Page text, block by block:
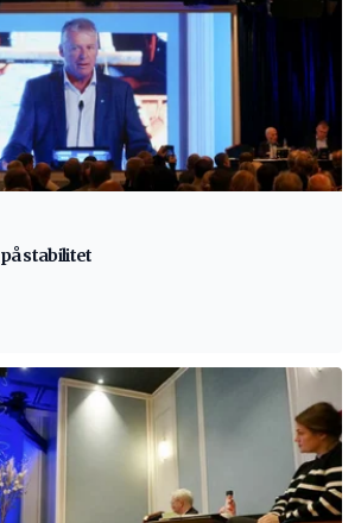
stabilitet